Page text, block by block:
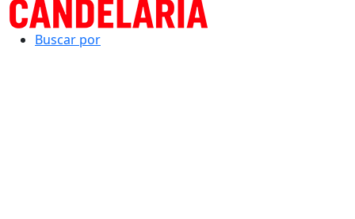
Buscar por